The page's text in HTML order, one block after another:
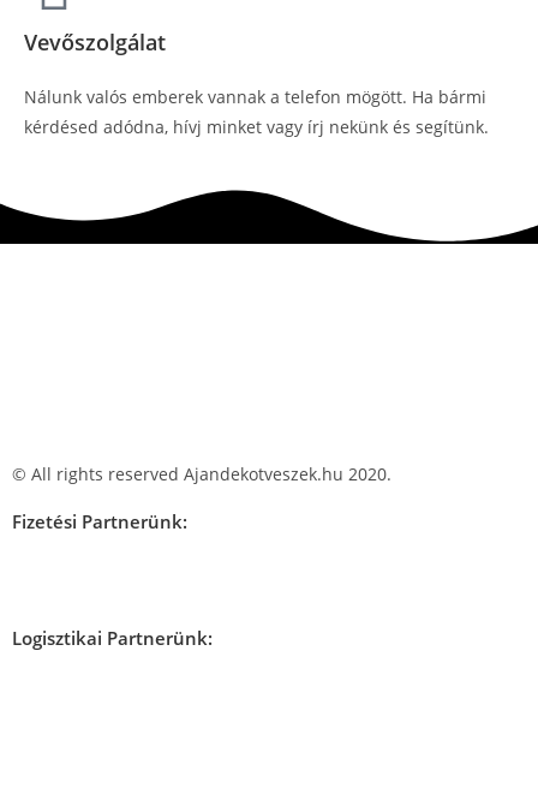
Vevőszolgálat
Nálunk valós emberek vannak a telefon mögött. Ha bármi
kérdésed adódna, hívj minket vagy írj nekünk és segítünk.
© All rights reserved Ajandekotveszek.hu 2020.
Fizetési Partnerünk:
Logisztikai Partnerünk: